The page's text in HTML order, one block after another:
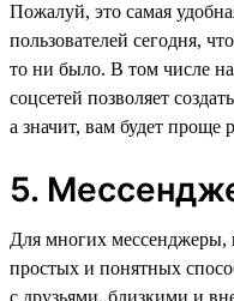
Пожалуй, это самая
пользователей сегодня,
то ни было. В том числе
соцсетей позволяет
а значит, вам будет проще
5.
Для многих мессенджеры,
простых и понятных
с друзьями, близкими и